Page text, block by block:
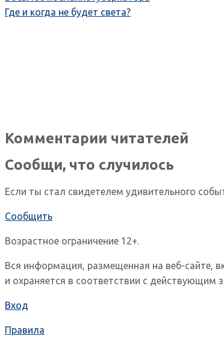
Где и когда не будет света?
Комментарии читателей
Сообщи, что случилось
Если ты стал свидетелем удивительного
Сообщить
Возрастное ограничение 12+.
Вся информация, размещенная на веб-сайте,
и охраняется в соответствии с
Вход
Правила